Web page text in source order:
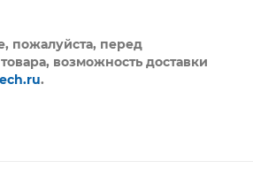
пожалуйста, перед
возможность доставки
.